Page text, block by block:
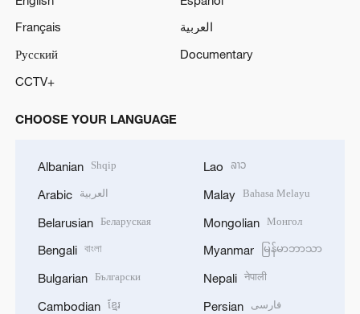
Français
العربية
Русский
Documentary
CCTV+
CHOOSE YOUR LANGUAGE
Albanian Shqip
Arabic العربية
Belarusian Беларуская
Bengali বাংলা
Bulgarian Български
Cambodian ខ្មែរ
Lao ລາວ
Malay Bahasa Melayu
Mongolian Монгол
Myanmar မြန်မာဘာသာ
Nepali नेपाली
Persian فارسی